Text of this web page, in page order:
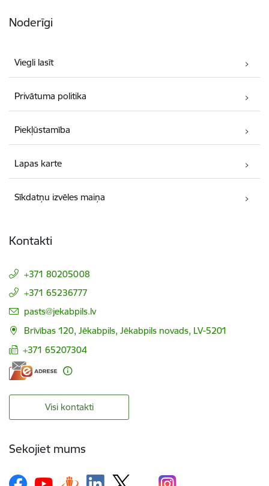
Noderīgi
Viegli lasīt
Privātuma politika
Piekļūstamība
Lapas karte
Sīkdatņu izvēles maiņa
Kontakti
+371 80205008
+371 65236777
E-pasts:
pasts@jekabpils.lv
Brīvības 120, Jēkabpils, Jēkabpils novads, LV-5201
+371 65207304
Visi kontakti
Sekojiet mums